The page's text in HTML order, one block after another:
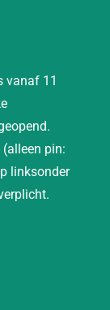
vanaf 11
pin:
linksonder